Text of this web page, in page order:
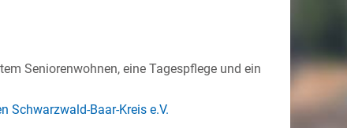
Seniorenwohnen, eine Tagespflege und ein
Schwarzwald-Baar-Kreis e.V.